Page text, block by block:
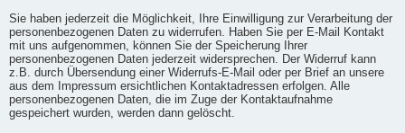
Sie haben jederzeit die Möglichkeit, Ihre Einwilligung zur Verarbeitung der
personenbezogenen Daten zu widerrufen. Haben Sie per E-Mail Kontakt
mit uns aufgenommen, können Sie der Speicherung Ihrer
personenbezogenen Daten jederzeit widersprechen. Der Widerruf kann
z.B. durch Übersendung einer Widerrufs-E-Mail oder per Brief an unsere
aus dem Impressum ersichtlichen Kontaktadressen erfolgen. Alle
personenbezogenen Daten, die im Zuge der Kontaktaufnahme
gespeichert wurden, werden dann gelöscht.